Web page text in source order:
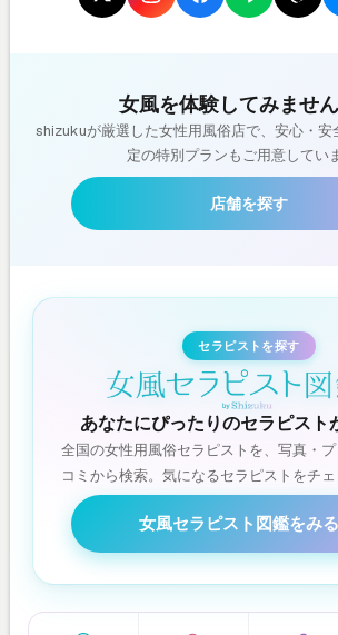
女風を体験してみませ
shizukuが厳選した女性用風俗店で、安心・安
定の特別プランもご用意してい
店舗を探す
セラピストを探す
あなたにぴったりのセラピスト
全国の女性用風俗セラピストを、写真・
コミから検索。気になるセラピストをチェ
女風セラピスト図鑑をみる